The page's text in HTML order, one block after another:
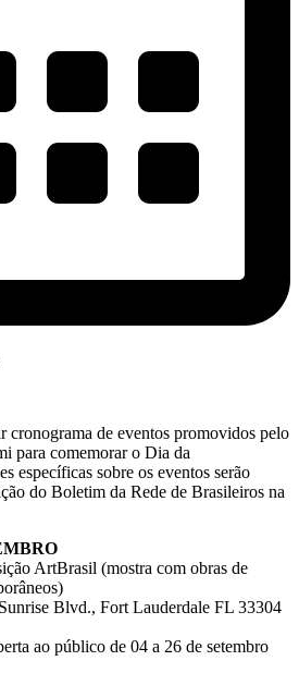
cronograma de eventos promovidos pelo
para comemorar o Dia da
específicas sobre os eventos serão
do Boletim da Rede de Brasileiros na
ArtBrasil (mostra com obras de
Blvd., Fort Lauderdale FL 33304
ao público de 04 a 26 de setembro